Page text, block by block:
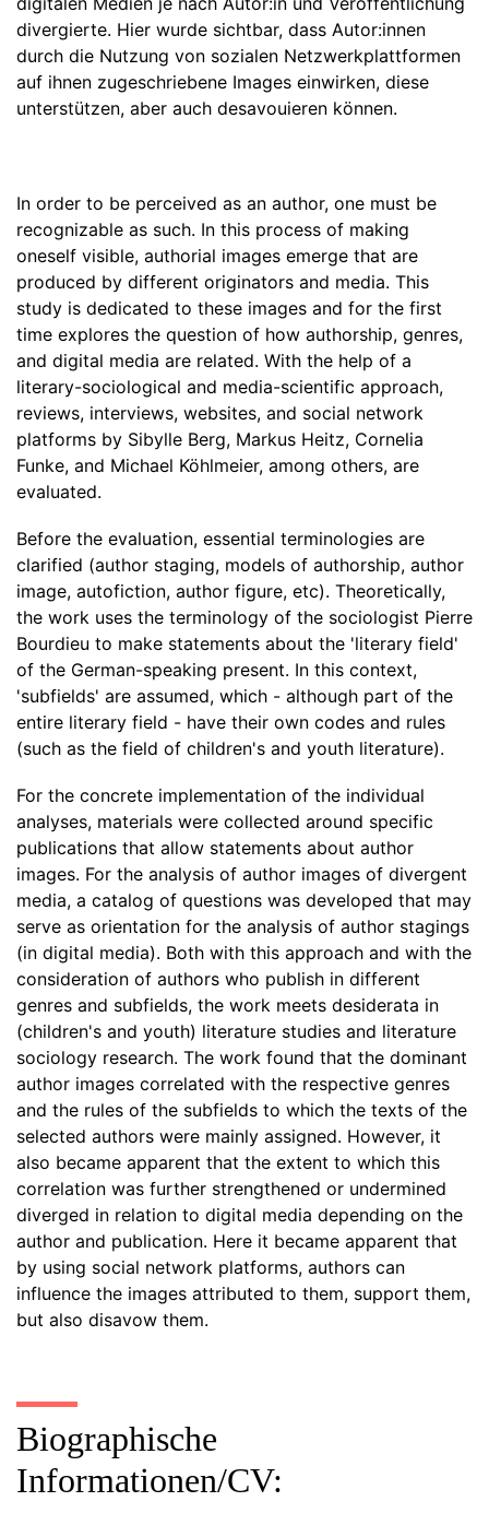
divergierte. Hier wurde sichtbar, dass Autor:innen
durch die Nutzung von sozialen Netzwerkplattformen
auf ihnen zugeschriebene Images einwirken, diese
unterstützen, aber auch desavouieren können.
In order to be perceived as an author, one must be
recognizable as such. In this process of making
oneself visible, authorial images emerge that are
produced by different originators and media. This
study is dedicated to these images and for the first
time explores the question of how authorship, genres,
and digital media are related. With the help of a
literary-sociological and media-scientific approach,
reviews, interviews, websites, and social network
platforms by Sibylle Berg, Markus Heitz, Cornelia
Funke, and Michael Köhlmeier, among others, are
evaluated.
Before the evaluation, essential terminologies are
clarified (author staging, models of authorship, author
image, autofiction, author figure, etc). Theoretically,
the work uses the terminology of the sociologist Pierre
Bourdieu to make statements about the 'literary field'
of the German-speaking present. In this context,
'subfields' are assumed, which - although part of the
entire literary field - have their own codes and rules
(such as the field of children's and youth literature).
For the concrete implementation of the individual
analyses, materials were collected around specific
publications that allow statements about author
images. For the analysis of author images of divergent
media, a catalog of questions was developed that may
serve as orientation for the analysis of author stagings
(in digital media). Both with this approach and with the
consideration of authors who publish in different
genres and subfields, the work meets desiderata in
(children's and youth) literature studies and literature
sociology research. The work found that the dominant
author images correlated with the respective genres
and the rules of the subfields to which the texts of the
selected authors were mainly assigned. However, it
also became apparent that the extent to which this
correlation was further strengthened or undermined
diverged in relation to digital media depending on the
author and publication. Here it became apparent that
by using social network platforms, authors can
influence the images attributed to them, support them,
but also disavow them.
Biographische
Informationen/CV: